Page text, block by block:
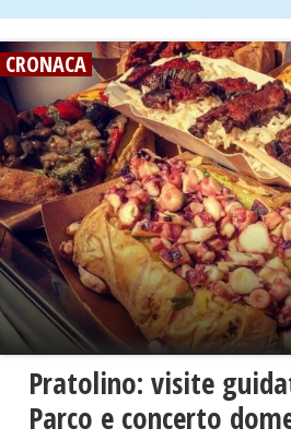
CRONACA
Pratolino: visite
Parco e concerto